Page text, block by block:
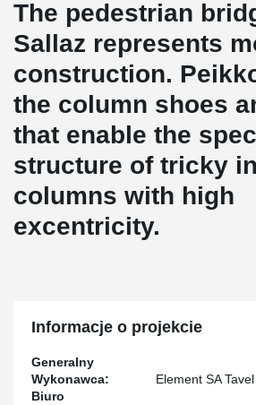
The pedestrian
Sallaz represents
construction.
the column shoes
that enable the
structure of tricky
columns with high
excentricity.
Informacje o projekcie
Generalny
Wykonawca:
Element SA Tavel
Biuro